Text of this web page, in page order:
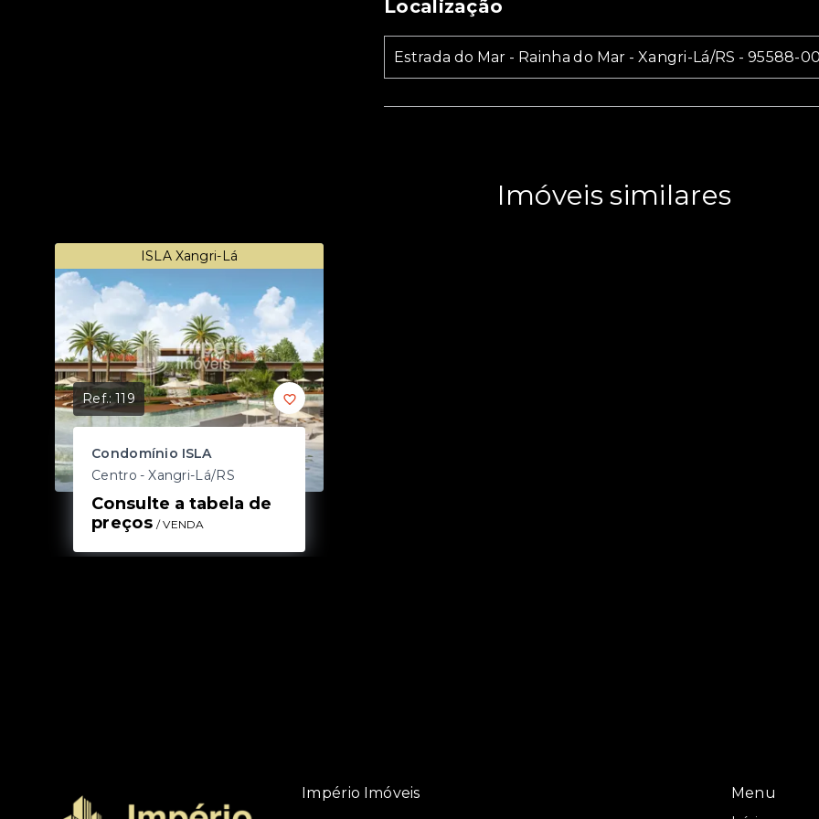
Localização
Estrada do Mar - Rainha do Mar - Xangri-Lá/RS - 95588-
Imóveis similares
ISLA Xangri-Lá
Ref.:119
Condomínio ISLA
Centro - Xangri-Lá/RS
Consulte a tabela de
preços / VENDA
Menu
Império Imóveis